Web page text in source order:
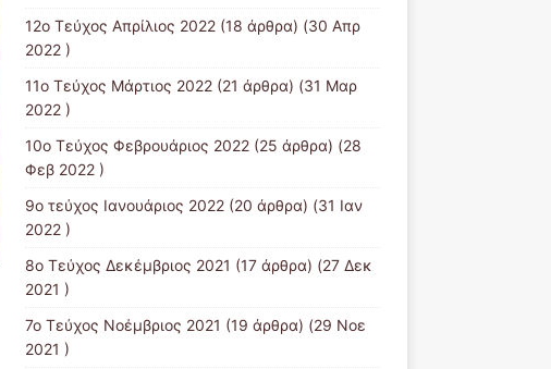
12ο Τεύχος Απρίλιος 2022(18 άρθρα) (30 Απρ
2022 )
11o Tεύχος Μάρτιος 2022(21 άρθρα) (31 Μαρ
2022 )
10o Tεύχος Φεβρουάριος 2022(25 άρθρα) (28
Φεβ 2022 )
9o τεύχος Ιανουάριος 2022(20 άρθρα) (31 Ιαν
2022 )
8o Tεύχος Δεκέμβριος 2021 (17 άρθρα) (27 Δεκ
2021 )
7o Τεύχος Νοέμβριος 2021 (19 άρθρα) (29 Νοε
2021 )